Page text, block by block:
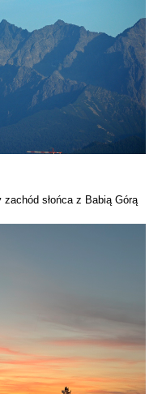
słońca z Babią Górą